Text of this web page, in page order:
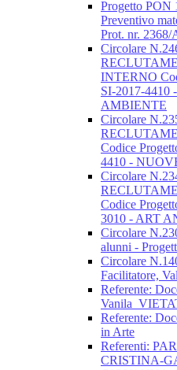
Progetto PON
Preventivo
Prot. nr. 2368/
Circolare
INTERNO
SI-2017-
AMBIENTE
Circolare
Codice
4410 -
Circolare
Codice
3010 - ART
Circolare
alunni -
Circolare
Facilitatore,
Referente:
Referente:
in Arte
Referenti:
CRISTINA-